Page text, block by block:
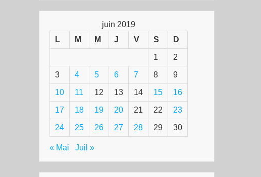
juin 2019
L
M M J V S D
1 2
3 4 5 6 7 8 9
10 11 12 13 14 15 16
17 18 19 20 21 22 23
24 25 26 27 28 29 30
« Mai Juil »